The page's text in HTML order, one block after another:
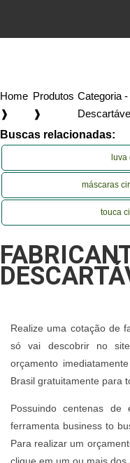
Home
❱
Produtos
❱
Categoria -
Buscas relacionadas:
máscaras
touca
Realize uma cotação de
só vai descobrir no
orçamento
Brasil gratuitamente para
Possuindo centenas de
ferramenta business to
Para realizar um